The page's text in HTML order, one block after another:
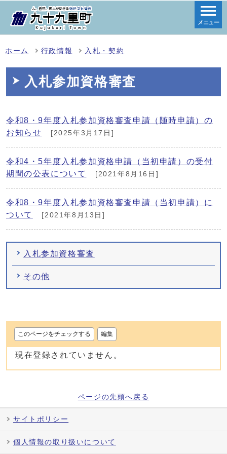
メニュー
ホーム 行政情報 入札・契約
入札参加資格審査
令和8・9年度入札参加資格審査申請（随時申請）の
お知らせ
[2025年3月17日]
令和4・5年度入札参加資格申請（当初申請）の受付
期間の公表について
[2021年8月16日]
令和8・9年度入札参加資格審査申請（当初申請）に
ついて
[2021年8月13日]
入札参加資格審査
その他
このページをチェックする 編集
現在登録されていません。
ページの先頭へ戻る
サイトポリシー
個人情報の取り扱いについて